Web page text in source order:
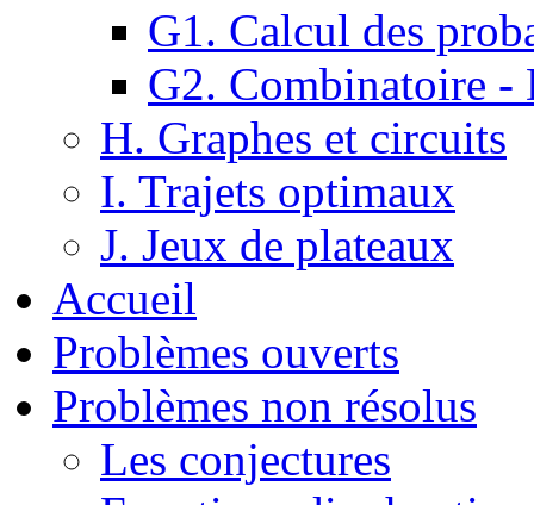
G1. Calcul des
G2. Combinatoire -
H. Graphes et circuits
I. Trajets optimaux
J. Jeux de plateaux
Accueil
Problèmes ouverts
Problèmes non résolus
Les conjectures